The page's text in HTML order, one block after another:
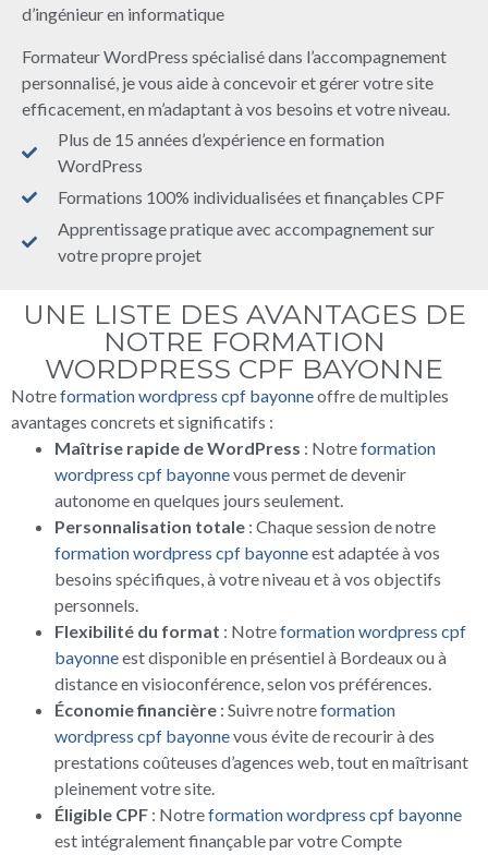
d’ingénieur en informatique
Formateur WordPress spécialisé dans l’accompagnement
personnalisé, je vous aide à concevoir et gérer votre site
efficacement, en m’adaptant à vos besoins et votre niveau.
Plus de 15 années d’expérience en formation
WordPress
Formations 100% individualisées et finançables CPF
Apprentissage pratique avec accompagnement sur
votre propre projet
UNE LISTE DES AVANTAGES DE
NOTRE FORMATION
WORDPRESS CPF BAYONNE
Notreformation wordpress cpf bayonneoffre de multiples
avantages concrets et significatifs :
Maîtrise rapide de WordPress : Notreformation
wordpress cpf bayonnevous permet de devenir
autonome en quelques jours seulement.
Personnalisation totale : Chaque session de notre
formation wordpress cpf bayonneest adaptée à vos
besoins spécifiques, à votre niveau et à vos objectifs
personnels.
Flexibilité du format : Notreformation wordpress cpf
bayonneest disponible en présentiel à Bordeaux ou à
distance en visioconférence, selon vos préférences.
Économie financière : Suivre notreformation
wordpress cpf bayonnevous évite de recourir à des
prestations coûteuses d’agences web, tout en maîtrisant
pleinement votre site.
Éligible CPF : Notreformation wordpress cpf bayonne
est intégralement finançable par votre Compte